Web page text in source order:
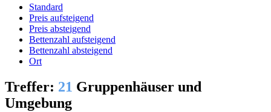
Standard
Preis aufsteigend
Preis absteigend
Bettenzahl aufsteigend
Bettenzahl absteigend
Ort
Treffer: 21 Gruppenhäuser und
Umgebung